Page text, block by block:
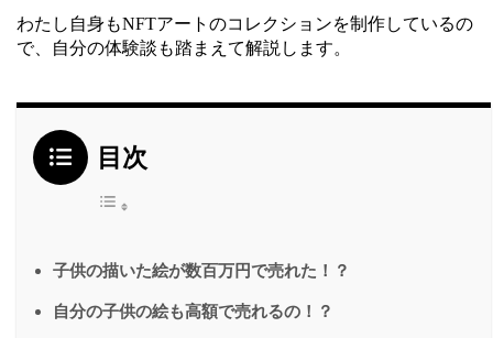
わたし自身もNFTアートのコレクションを制作しているの
で、自分の体験談も踏まえて解説します。
目次
子供の描いた絵が数百万円で売れた！？
自分の子供の絵も高額で売れるの！？